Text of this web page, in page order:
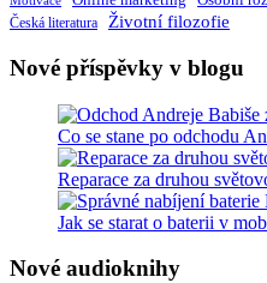
Česká literatura Životní filozofie
Nové příspěvky v blogu
Co se stane po odchodu
Reparace za druhou
Jak se starat o baterii v
Nové audioknihy